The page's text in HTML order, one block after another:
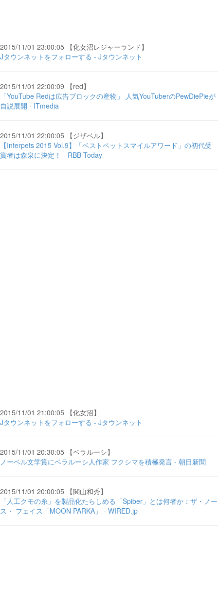
2015/11/01 23:00:05 【化女沼レジャーランド】
Jタウンネットをフォローする - Jタウンネット
2015/11/01 22:00:09 【red】
「YouTube Redは広告ブロックの産物」 人気YouTuberのPewDiePieが
自説展開 - ITmedia
2015/11/01 22:00:05 【ジザベル】
【Interpets 2015 Vol.9】「ベストペットスマイルアワード」の初代受
賞者は森泉に決定！ - RBB Today
2015/11/01 21:00:05 【化女沼】
Jタウンネットをフォローする - Jタウンネット
2015/11/01 20:30:05 【ベラルーシ】
ノーベル文学賞にベラルーシ人作家 フクシマを積極発言 - 朝日新聞
2015/11/01 20:00:05 【関山和秀】
「人工クモの糸」を製品化たらしめる「Spiber」とは何者か：ザ・ノー
ス・ フェイス「MOON PARKA」 - WIRED.jp